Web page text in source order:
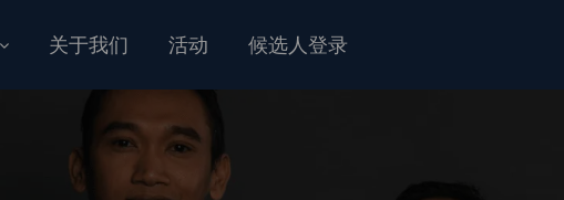
关于我们 活动 候选人登录